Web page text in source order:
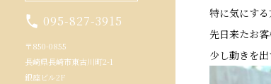
095-827-3915
〒850-0855
長崎県長崎市東古川町2-1
銀座ビル2F
特に気にする
先日来たお客
少し動きを